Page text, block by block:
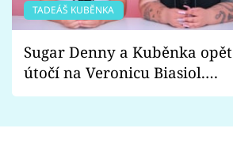
TADEÁŠ KUBĚNKA
Sugar Denny a Kuběnka opět
útočí na Veronicu Biasiol.
Proč je podle nich falešná a